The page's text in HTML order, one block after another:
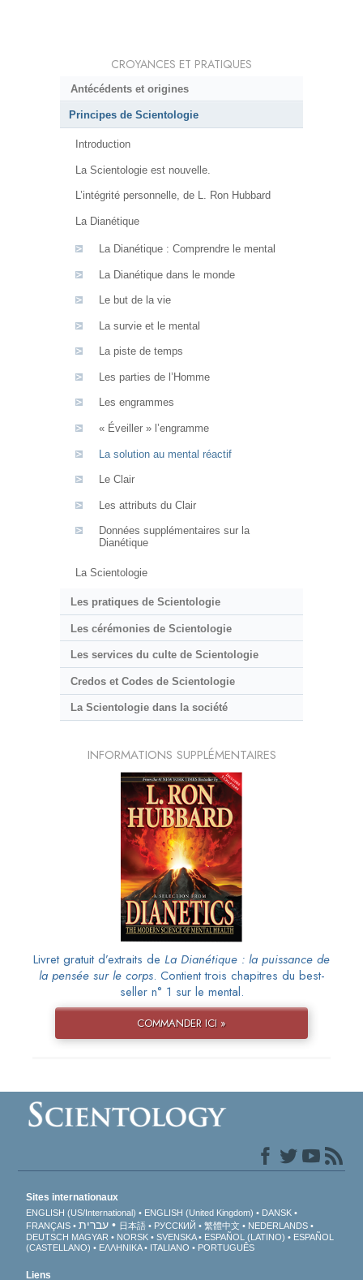
CROYANCES ET PRATIQUES
Antécédents et origines
Principes de Scientologie
Introduction
La Scientologie est nouvelle.
L’intégrité personnelle, de L. Ron Hubbard
La Dianétique
La Dianétique : Comprendre le mental
La Dianétique dans le monde
Le but de la vie
La survie et le mental
La piste de temps
Les parties de l’Homme
Les engrammes
« Éveiller » l’engramme
La solution au mental réactif
Le Clair
Les attributs du Clair
Données supplémentaires sur la
Dianétique
La Scientologie
Les pratiques de Scientologie
Les cérémonies de Scientologie
Les services du culte de Scientologie
Credos et Codes de Scientologie
La Scientologie dans la société
INFORMATIONS SUPPLÉMENTAIRES
Livret gratuit d’extraits de La Dianétique : la puissance de
la pensée sur le corps. Contient trois chapitres du best-
seller n° 1 sur le mental.
COMMANDER ICI »
Sites internationaux
ENGLISH (US/International) ENGLISH (United Kingdom)
DANSK
FRANÇAIS
עברית 日本語 РУССКИЙ 繁體中文
NEDERLANDS
DEUTSCH MAGYAR NORSK SVENSKA ESPAÑOL (LATINO)
ESPAÑOL
(CASTELLANO)
ΕΛΛΗΝΙΚA ITALIANO PORTUGUÊS
Liens